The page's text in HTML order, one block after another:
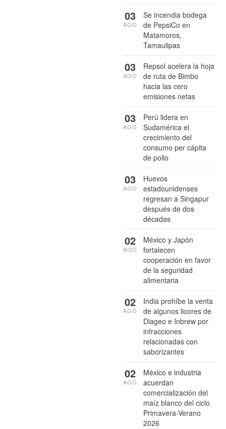
Se incendia bodega
de PepsiCo en
Matamoros,
Tamaulipas
03
AGO
Repsol acelera la hoja
de ruta de Bimbo
hacia las cero
emisiones netas
03
AGO
Perú lidera en
Sudamérica el
crecimiento del
consumo per cápita
de pollo
03
AGO
Huevos
estadounidenses
regresan a Singapur
después de dos
décadas
03
AGO
México y Japón
fortalecen
cooperación en favor
de la seguridad
alimentaria
02
AGO
India prohíbe la venta
de algunos licores de
Diageo e Inbrew por
infracciones
relacionadas con
saborizantes
02
AGO
México e industria
acuerdan
comercialización del
maíz blanco del ciclo
Primavera-Verano
2026
02
AGO